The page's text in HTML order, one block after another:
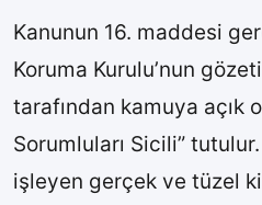
Kanunun 16. maddesi
Koruma Kurulu’nun
tarafından kamuya açık
Sorumluları Sicili”
işleyen gerçek ve tüzel